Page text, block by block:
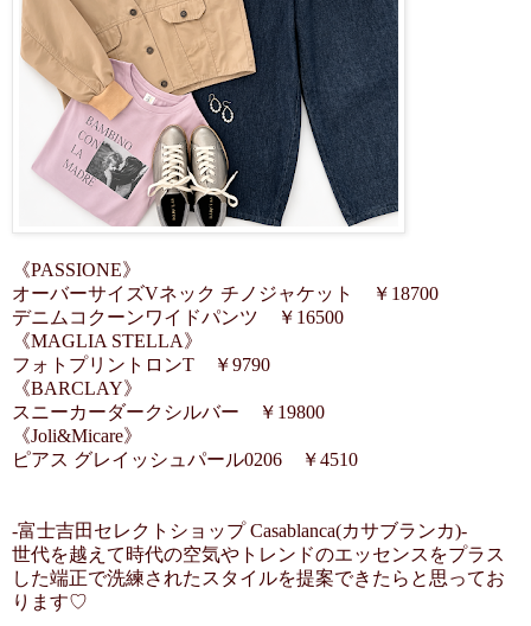
《PASSIONE》
オーバーサイズVネック チノジャケット ￥18700
デニムコクーンワイドパンツ ￥16500
《MAGLIA STELLA》
フォトプリントロンT ￥9790
《BARCLAY》
スニーカーダークシルバー ￥19800
《Joli&Micare》
ピアス グレイッシュパール0206 ￥4510
-富士吉田セレクトショップ Casablanca(カサブランカ)-
世代を越えて時代の空気やトレンドのエッセンスをプラス
した端正で洗練されたスタイルを提案できたらと思ってお
ります♡